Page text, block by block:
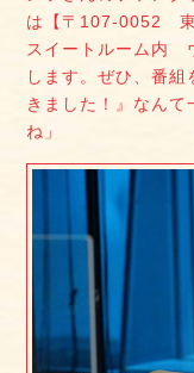
は【〒107-0052
スイートルーム内
します。ぜひ、番
きました！』なん
ね」